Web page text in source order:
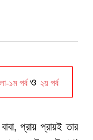
১ম পর্ব ও ২য় পর্ব
প্রায় প্রায়ই তার